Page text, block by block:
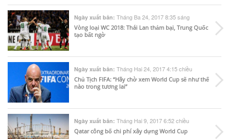
Ngày xuất bản: Tháng Ba 24, 2017 8:35 sáng
Vòng loại WC 2018: Thái Lan thảm bại, Trung Quốc
tạo bất ngờ
Ngày xuất bản: Tháng Hai 24, 2017 4:15 chiều
Chủ Tịch FIFA: “Hãy chờ xem World Cup sẽ như thế
nào trong tương lai”
Ngày xuất bản: Tháng Hai 9, 2017 6:52 chiều
Qatar công bố chi phí xây dựng World Cup